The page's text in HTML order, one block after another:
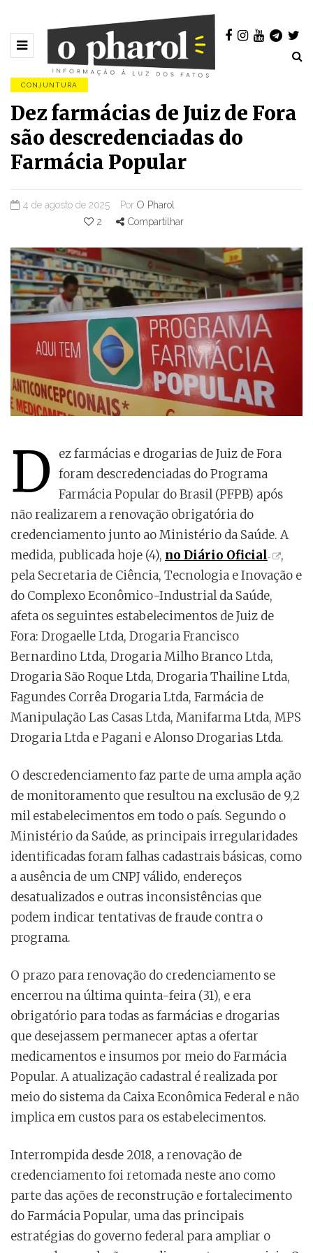
CONJUNTURA
Dez farmácias de Juiz de Fora
são descredenciadas do
Farmácia Popular
4 de agosto de 2025 Por O Pharol
2
Compartilhar
D
ez farmácias e drogarias de Juiz de Fora
foram descredenciadas do Programa
Farmácia Popular do Brasil (PFPB) após
não realizarem a renovação obrigatória do
credenciamento junto ao Ministério da Saúde. A
medida, publicada hoje (4), no Diário Oficial
,
pela Secretaria de Ciência, Tecnologia e Inovação e
do Complexo Econômico-Industrial da Saúde,
afeta os seguintes estabelecimentos de Juiz de
Fora: Drogaelle Ltda, Drogaria Francisco
Bernardino Ltda, Drogaria Milho Branco Ltda,
Drogaria São Roque Ltda, Drogaria Thailine Ltda,
Fagundes Corrêa Drogaria Ltda, Farmácia de
Manipulação Las Casas Ltda, Manifarma Ltda, MPS
Drogaria Ltda e Pagani e Alonso Drogarias Ltda.
O descredenciamento faz parte de uma ampla ação
de monitoramento que resultou na exclusão de 9,2
mil estabelecimentos em todo o país. Segundo o
Ministério da Saúde, as principais irregularidades
identificadas foram falhas cadastrais básicas, como
a ausência de um CNPJ válido, endereços
desatualizados e outras inconsistências que
podem indicar tentativas de fraude contra o
programa.
O prazo para renovação do credenciamento se
encerrou na última quinta-feira (31), e era
obrigatório para todas as farmácias e drogarias
que desejassem permanecer aptas a ofertar
medicamentos e insumos por meio do Farmácia
Popular. A atualização cadastral é realizada por
meio do sistema da Caixa Econômica Federal e não
implica em custos para os estabelecimentos.
Interrompida desde 2018, a renovação de
credenciamento foi retomada neste ano como
parte das ações de reconstrução e fortalecimento
do Farmácia Popular, uma das principais
estratégias do governo federal para ampliar o